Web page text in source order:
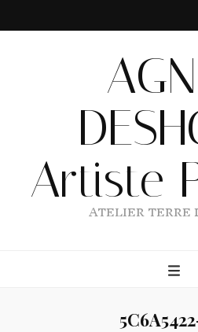
Artiste
ATELIER TERRE